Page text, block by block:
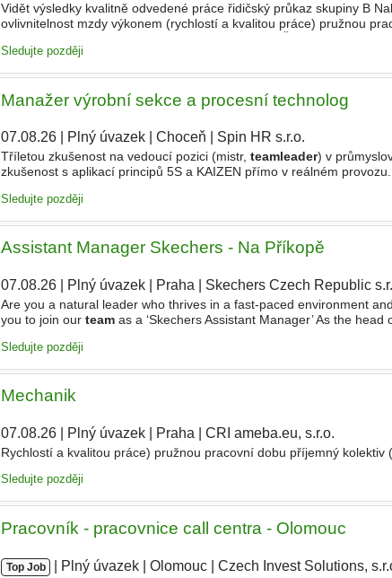
Vidět výsledky kvalitně odvedené práce řidičský průkaz skupiny B
ovlivnitelnost mzdy výkonem (rychlostí a kvalitou práce) pružnou
Sledujte později
Manažer výrobní sekce a procesní technolog
07.08.26| Plný úvazek| Choceň Spin HR s.r.o.
Tříletou zkušenost na vedoucí pozici (mistr, teamleader) v
zkušenost s aplikací principů 5S a KAIZEN přímo v reálném
Sledujte později
Assistant Manager Skechers - Na Příkopě
07.08.26| Plný úvazek| Praha Skechers Czech Republic
Are you a natural leader who thrives in a fast-paced environment
you to join our teamas a ‘Skechers Assistant Manager’ As the
Sledujte později
Mechanik
07.08.26| Plný úvazek| Praha CRI ameba.eu, s.r.o.
Rychlostí a kvalitou práce) pružnou pracovní dobu příjemný kolektiv
Sledujte později
Pracovník - pracovnice call centra - Olomouc
Top Job Plný úvazek Olomouc Czech Invest Solutions,